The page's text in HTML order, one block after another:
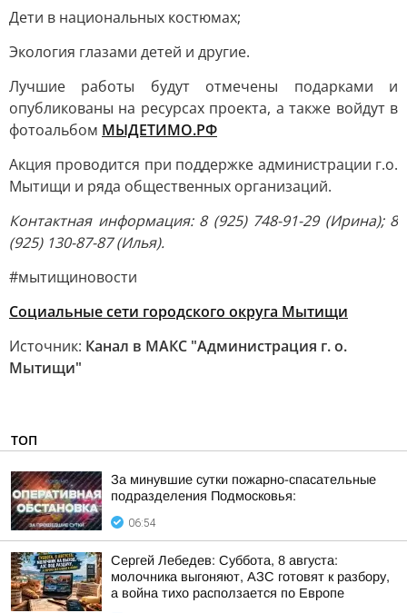
Дети в национальных костюмах;
Экология глазами детей и другие.
Лучшие работы будут отмечены подарками и
опубликованы на ресурсах проекта, а также войдут в
фотоальбом МЫДЕТИМО.РФ
Акция проводится при поддержке администрации г.о.
Мытищи и ряда общественных организаций.
Контактная информация: 8 (925) 748-91-29 (Ирина); 8
(925) 130-87-87 (Илья).
#мытищиновости
Социальные сети городского округа Мытищи
Источник: Канал в МАКС "Администрация г. о.
Мытищи"
ТОП
За минувшие сутки пожарно-спасательные
подразделения Подмосковья:
06:54
Сергей Лебедев: Суббота, 8 августа:
молочника выгоняют, АЗС готовят к разбору,
а война тихо расползается по Европе